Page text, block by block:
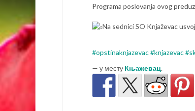
Programa poslovanja ovog
Na sednici SO Knjaževac
#opstinaknjazevac#knjazevac
— у месту Књажевац.